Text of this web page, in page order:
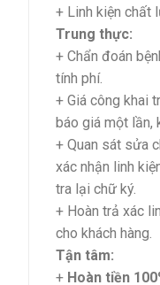
+ Linh kiện chất
Trung thực:
+ Chẩn đoán
tính phí.
+ Giá công khai
báo giá một lần,
+ Quan sát sửa
xác nhận linh
tra lại chữ ký.
+ Hoàn trả xác
cho khách hàng.
Tận tâm:
+ Hoàn tiền